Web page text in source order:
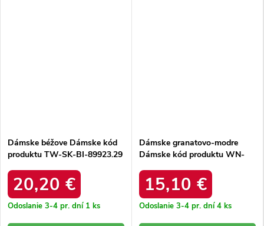
Dámske béžove Dámske kód
produktu TW-SK-BI-89923.29
20,20 €
Odoslanie 3-4 pr. dní 1 ks
Dámske granatovo-modre
Dámske kód produktu WN-
15,10 €
Odoslanie 3-4 pr. dní4 ks